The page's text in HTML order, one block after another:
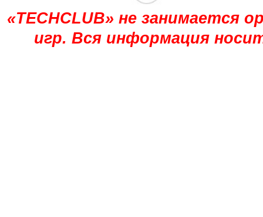
«TECHCLUB» не занимается
игр. Вся информация